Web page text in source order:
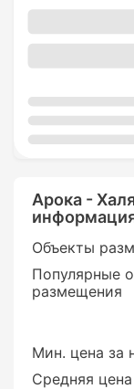
Арока -
Объекты
Популярные
размещения
Мин. цена за
Средняя